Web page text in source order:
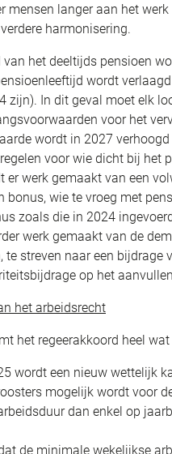
mensen langer aan het
harmonisering.
van het deeltijds pensioen
wordt
zijn). In dit geval moet elk
voor het
wordt in 2027
voor wie dicht bij het
er werk gemaakt van een
bonus, wie te vroeg met
zoals die in 2024
werk gemaakt van de
te streven naar een
op het
het arbeidsrecht
het regeerakkoord heel
wordt een nieuw wettelijk
mogelijk wordt voor
dan enkel op
de minimale wekelijkse